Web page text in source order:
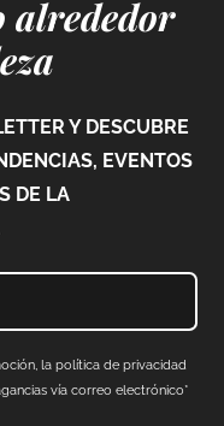
alrededor
Y DESCUBRE
EVENTOS
DE LA
la política de privacidad
vía correo electrónico*